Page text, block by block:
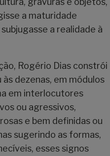
a maturidade
a realidade à
Rogério Dias constrói
dezenas, em módulos
em interlocutores
ou agressivos,
e bem definidas ou
sugerindo as formas,
esses signos